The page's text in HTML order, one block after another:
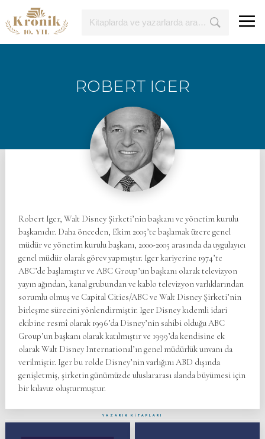
ROBERT IGER
Robert Iger, Walt Disney Şirketi’nin başkanı ve yönetim kurulu
başkanıdır. Daha önceden, Ekim 2005’te başlamak üzere genel
müdür ve yönetim kurulu başkanı, 2000-2005 arasında da uygulayıcı
genel müdür olarak görev yapmıştır. Iger kariyerine 1974’te
ABC’de başlamıştır ve ABC Group’un başkanı olarak televizyon
yayın ağından, kanal grubundan ve kablo televizyon varlıklarından
sorumlu olmuş ve Capital Cities/ABC ve Walt Disney Şirketi’nin
birleşme sürecini yönlendirmiştir. Iger Disney kıdemli idari
ekibine resmî olarak 1996’da Disney’nin sahibi olduğu ABC
Group’un başkanı olarak katılmıştır ve 1999’da kendisine ek
olarak Walt Disney International’ın genel müdürlük unvanı da
verilmiştir. Iger bu rolde Disney’nin varlığını ABD dışında
genişletmiş, şirketin günümüzde uluslararası alanda büyümesi için
bir kılavuz oluşturmuştur.
YAZARIN KİTAPLARI